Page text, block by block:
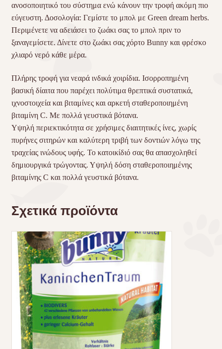
ανοσοποιητικό του σύστημα ενώ κάνουν την τροφή ακόμη πιο
εύγευστη. Δοσολογία: Γεμίστε το μπολ με Green dream herbs.
Περιμένετε να αδειάσει το ζωάκι σας το μπολ πριν το
ξαναγεμίσετε. Δίνετε στο ζωάκι σας χόρτο Bunny και φρέσκο
χλιαρό νερό κάθε μέρα.
Πλήρης τροφή για νεαρά ινδικά χοιρίδια. Ισορροπημένη
βασική δίαιτα που παρέχει πολύτιμα θρεπτικά συστατικά,
ιχνοστοιχεία και βιταμίνες και αρκετή σταθεροποιημένη
βιταμίνη C. Mε πολλά γευστικά βότανα.
Υψηλή περιεκτικότητα σε χρήσιμες διαιτητικές ίνες, χωρίς
πυρήνες σιτηρών και καλύτερη τριβή των δοντιών λόγω της
τραχείας ινώδους υφής. Το κατοικίδιό σας θα απασχοληθεί
δημιουργικά τρώγοντας. Υψηλή δόση σταθεροποιημένης
βιταμίνης C και πολλά γευστικά βότανα.
Σχετικά προϊόντα